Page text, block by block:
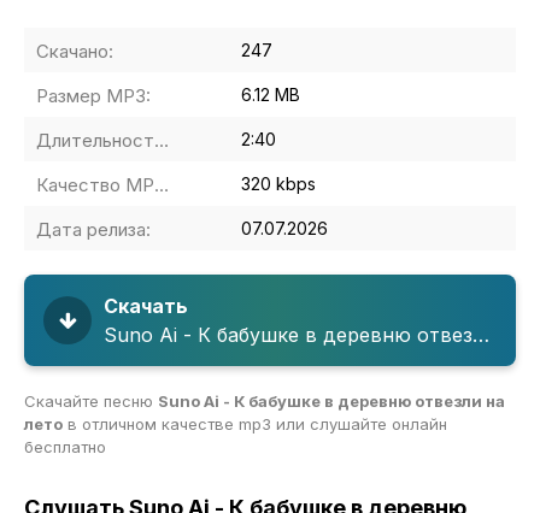
Скачано: 247
Размер MP3: 6.12 MB
Длительность MP3: 2:40
Качество MP3: 320 kbps
Дата релиза: 07.07.2026
Скачать
Suno Ai - К бабушке в деревню отвезли на лето
Скачайте песню Suno Ai - К бабушке в деревню отвезли на
лето в отличном качестве mp3 или слушайте онлайн
бесплатно
Слушать Suno Ai - К бабушке в деревню